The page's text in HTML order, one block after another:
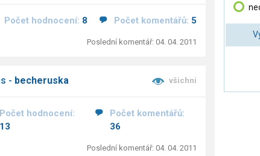
Počet hodnocení: 8 Počet komentářů: 5
Poslední komentář: 04. 04. 2011
- becheruska všichni
Počet hodnocení:
13
Počet komentářů:
36
Poslední komentář: 04. 04. 2011